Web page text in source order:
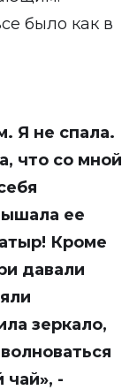
было как в
Я не спала.
что со мной
ее
Кроме
давали
зеркало,
чай», -